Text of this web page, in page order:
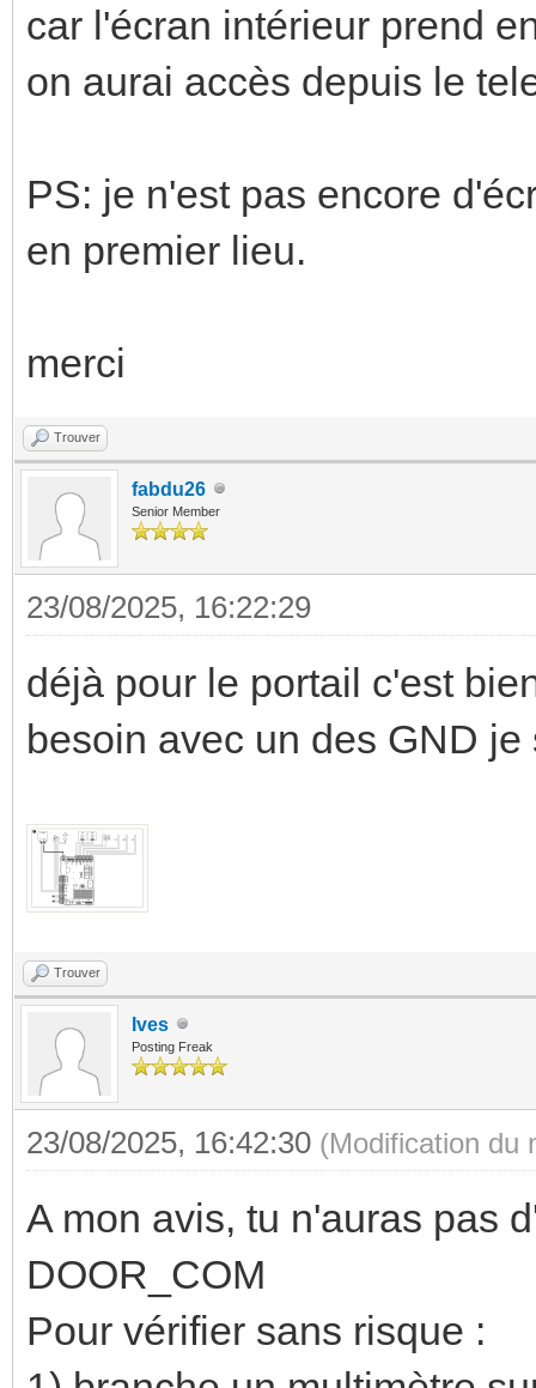
car l'écran intérieur prend
on aurai accès depuis le
PS: je n'est pas encore
en premier lieu.
merci
Trouver
fabdu26
Senior Member
23/08/2025, 16:22:29
déjà pour le portail c'est
besoin avec un des GND je
Trouver
Ives
Posting Freak
23/08/2025, 16:42:30 (Modification du
A mon avis, tu n'auras pas
DOOR_COM
Pour vérifier sans risque :